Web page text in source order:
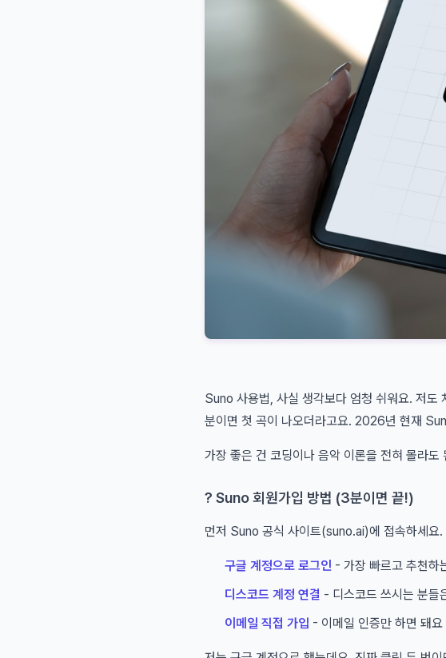
Suno 사용법, 사실 생각보다 엄청 쉬워요. 저도
분이면 첫 곡이 나오더라고요. 2026년 현재
가장 좋은 건 코딩이나 음악 이론을 전혀 몰라
? Suno 회원가입 방법 (3분이면 끝!)
먼저 Suno 공식 사이트(suno.ai)에 접속하세요.
구글 계정으로 로그인 - 가장 빠르고 추천하
디스코드 계정 연결 - 디스코드 쓰시는 분들
이메일 직접 가입 - 이메일 인증만 하면 돼요